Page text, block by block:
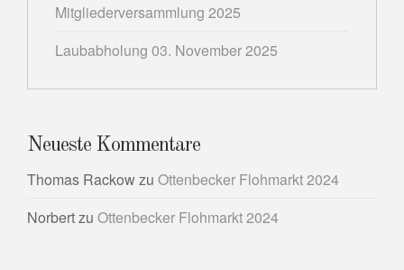
Mitgliederversammlung 2025
Laubabholung 03. November 2025
Neueste Kommentare
Thomas Rackowzu Ottenbecker Flohmarkt 2024
Norbertzu Ottenbecker Flohmarkt 2024